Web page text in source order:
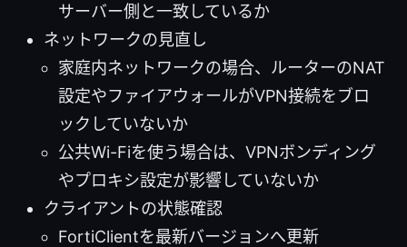
サーバー側と一致しているか
ネットワークの見直し
家庭内ネットワークの場合、ルーターのNAT
設定やファイアウォールがVPN接続をブロ
ックしていないか
公共Wi-Fiを使う場合は、VPNボンディング
やプロキシ設定が影響していないか
クライアントの状態確認
FortiClientを最新バージョンへ更新